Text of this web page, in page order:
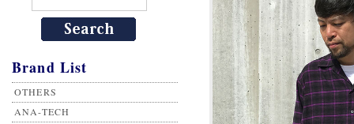
Brand List
OTHERS
ANA-TECH